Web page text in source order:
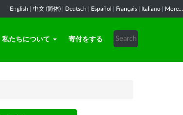
English 中文 (简体) Deutsch Español Français Italiano More...
私たちについて 寄付をする